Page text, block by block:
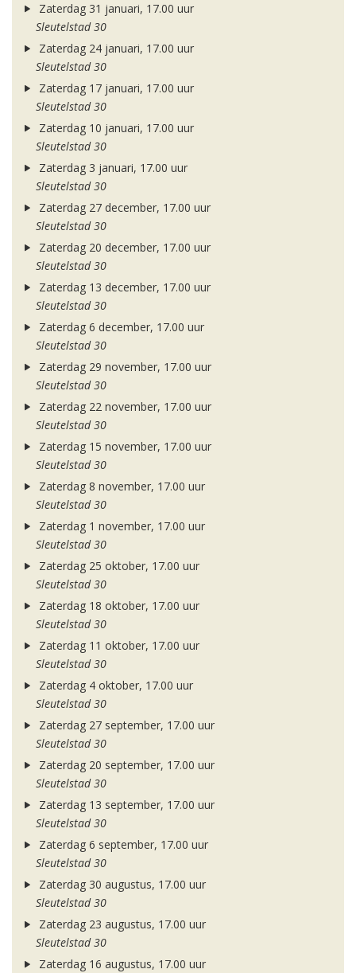
Zaterdag 31 januari, 17.00 uur
Sleutelstad 30
Zaterdag 24 januari, 17.00 uur
Sleutelstad 30
Zaterdag 17 januari, 17.00 uur
Sleutelstad 30
Zaterdag 10 januari, 17.00 uur
Sleutelstad 30
Zaterdag 3 januari, 17.00 uur
Sleutelstad 30
Zaterdag 27 december, 17.00 uur
Sleutelstad 30
Zaterdag 20 december, 17.00 uur
Sleutelstad 30
Zaterdag 13 december, 17.00 uur
Sleutelstad 30
Zaterdag 6 december, 17.00 uur
Sleutelstad 30
Zaterdag 29 november, 17.00 uur
Sleutelstad 30
Zaterdag 22 november, 17.00 uur
Sleutelstad 30
Zaterdag 15 november, 17.00 uur
Sleutelstad 30
Zaterdag 8 november, 17.00 uur
Sleutelstad 30
Zaterdag 1 november, 17.00 uur
Sleutelstad 30
Zaterdag 25 oktober, 17.00 uur
Sleutelstad 30
Zaterdag 18 oktober, 17.00 uur
Sleutelstad 30
Zaterdag 11 oktober, 17.00 uur
Sleutelstad 30
Zaterdag 4 oktober, 17.00 uur
Sleutelstad 30
Zaterdag 27 september, 17.00 uur
Sleutelstad 30
Zaterdag 20 september, 17.00 uur
Sleutelstad 30
Zaterdag 13 september, 17.00 uur
Sleutelstad 30
Zaterdag 6 september, 17.00 uur
Sleutelstad 30
Zaterdag 30 augustus, 17.00 uur
Sleutelstad 30
Zaterdag 23 augustus, 17.00 uur
Sleutelstad 30
Zaterdag 16 augustus, 17.00 uur